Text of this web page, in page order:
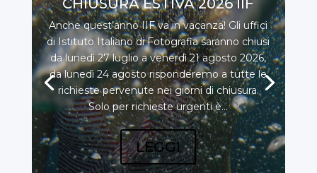
CHIUSURA ESTIVA 2026 IIF
Anche quest’anno IIF va in vacanza! Gli uffici
di Istituto Italiano di Fotografia saranno chiusi
da lunedì 27 luglio a venerdì 21 agosto 2026,
da lunedì 24 agosto risponderemo a tutte le
richieste pervenute nei giorni di chiusura.
Solo per richieste urgenti è...
LEGGI